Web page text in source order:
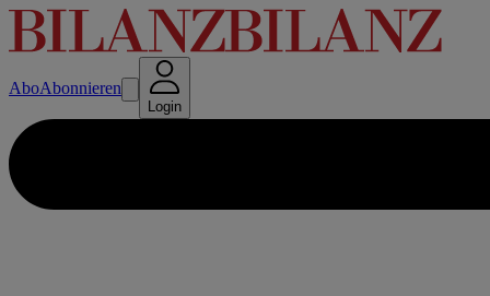
AboAbonnieren
Login